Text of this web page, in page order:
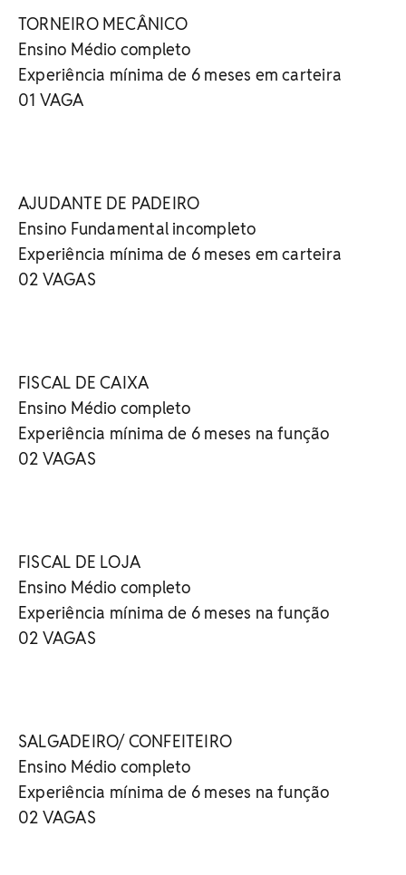
TORNEIRO MECÂNICO
Ensino Médio completo
Experiência mínima de 6 meses em carteira
01 VAGA
AJUDANTE DE PADEIRO
Ensino Fundamental incompleto
Experiência mínima de 6 meses em carteira
02 VAGAS
FISCAL DE CAIXA
Ensino Médio completo
Experiência mínima de 6 meses na função
02 VAGAS
FISCAL DE LOJA
Ensino Médio completo
Experiência mínima de 6 meses na função
02 VAGAS
SALGADEIRO/ CONFEITEIRO
Ensino Médio completo
Experiência mínima de 6 meses na função
02 VAGAS